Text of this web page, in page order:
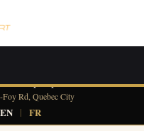
Foy Rd, Quebec City
EN | FR